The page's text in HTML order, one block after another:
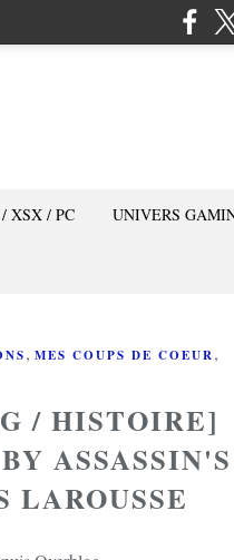
XSX / PC UNIVERS
, MES COUPS DE COEUR,
/ HISTOIRE]
ASSASSIN'S
LAROUSSE